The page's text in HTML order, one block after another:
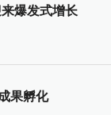
爆发式增长
果孵化